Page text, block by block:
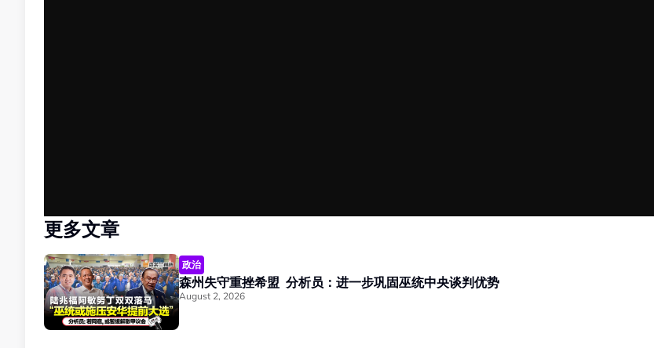
更多文章
政治
森州失守重挫希盟 分析员：进一步巩固巫统中央谈判优势
August 2, 2026